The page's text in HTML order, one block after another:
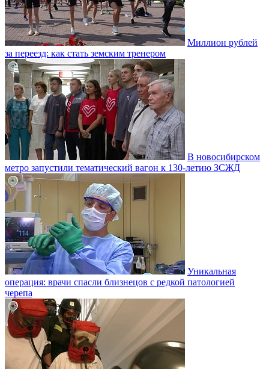
Миллион рублей
за переезд: как стать земским тренером
В новосибирском
метро запустили тематический вагон к 130-летию ЗСЖД
Уникальная
операция: врачи спасли близнецов с редкой патологией
черепа